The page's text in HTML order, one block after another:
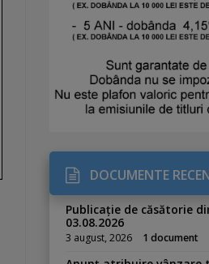
DOCUMENTE
Publicație de căsătorie
03.08.2026
3 august, 2026 1 document